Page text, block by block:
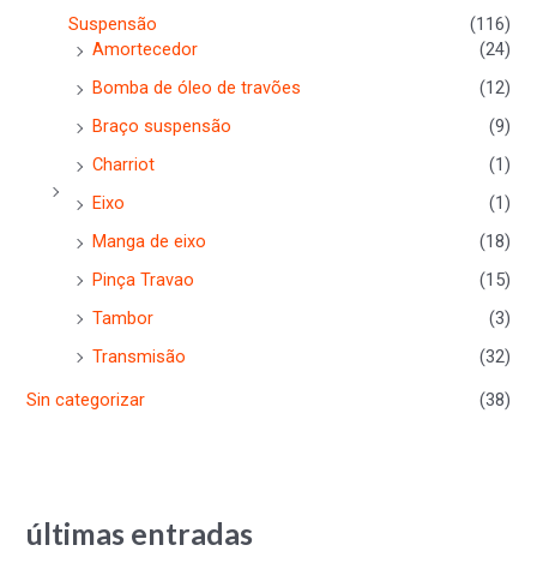
Suspensão
(116)
Amortecedor
(24)
Bomba de óleo de travões
(12)
Braço suspensão
(9)
Charriot
(1)
Eixo
(1)
Manga de eixo
(18)
Pinça Travao
(15)
Tambor
(3)
Transmisão
(32)
Sin categorizar
(38)
últimas entradas